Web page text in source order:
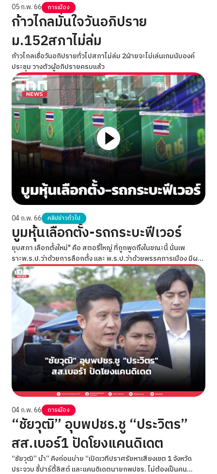
05 ก.พ. 66 การเมือง
ก้าวไกลมั่นใจวันอภิปราย
ม.152สภาไม่ล่ม
ก้าวไกลเชื่อวันอภิปรายทั่วไปสภาไม่ล่ม 2ฝ่ายจะไม่เล่นเกมนับองค์
ประชุม วางตัวผู้อภิปรายครบแล้ว
04 ก.พ. 66 คลิปข่าวทั่วไป
บูมหุ้นเลือกตั้ง-รถกระบะฟีเวอร์
ยุบสภา เลือกตั้งใหม่" คือ สตอรี่ใหญ่ ที่ถูกพูดถึงในขณะนี้ นั่นเพ
ราะพ.ร.ป.ว่าด้วยการลือกตั้ง และ พ.ร.ป.ว่าด้วยพรรคการเมือง มีผล
บังคับใช้เมื่อ 29 ม.ค.66 ถือเป็นสัญญาณอย่างเป็นทางการของการ
เลือกตั้งทั่วไปที่กำลังจะเกิดขึ้น
04 ก.พ. 66 การเมือง
“ชัยวุฒิ” อุบพปชร.ชู “ประวิตร”
สส.เบอร์1 ปัดโยงแคนดิเดต
“ชัยวุฒิ” นำ” คิงก่อนบ่าย “เปิดเวทีปราศรัยหาเสียงเขต 1 จังหวัด
ประจวบ ชี้ปาร์ตี้ลิสต์ และแคนดิเดตนายกพปชร. ไม่ต้องเป็นคน